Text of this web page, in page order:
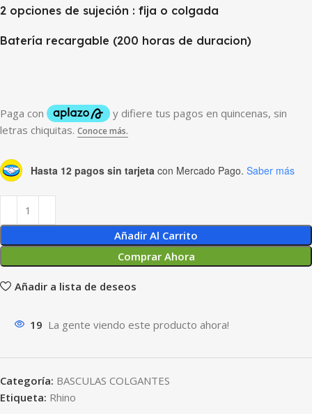
2 opciones de sujeción : fija o colgada
Batería recargable (200 horas de duracion)
Hasta 12 pagos sin tarjeta con Mercado Pago. Saber más
Añadir Al Carrito
Comprar Ahora
Añadir a lista de deseos
19 La gente viendo este producto ahora!
Categoría: BASCULAS COLGANTES
Etiqueta: Rhino